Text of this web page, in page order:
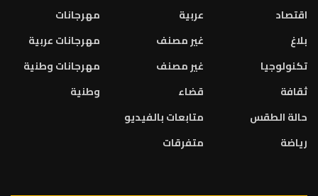
اقتصاد
بلاغ
تكنولوجيا
ثقافة
حالة الطقس
رياضة
عربية
غير مصنف
غير مصنف
قضاء
متابعات بالفيديو
متفرقات
مهرجانات
مهرجانات عربية
مهرجانات وطنية
وطنية